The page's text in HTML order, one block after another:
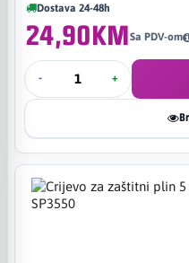
Dostava 24-48h
24,90KMSa PDV-om
- +